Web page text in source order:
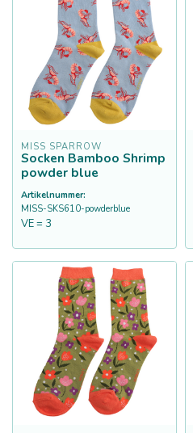
MISS SPARROW
Socken Bamboo Shrimp
powder blue
Artikelnummer:
MISS-SKS610-powderblue
VE = 3